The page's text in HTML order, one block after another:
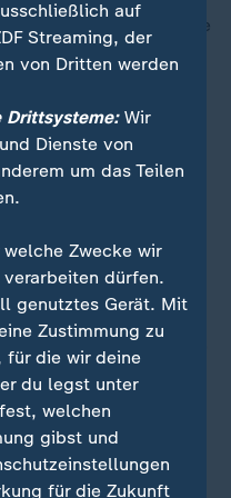
Sachen gemacht, die
und die ganze
auch Musik
auch die
richtig fertig
viel Zeit im
und eben um
und eine Tour
und es hat
auf
Streaming, der
von Dritten werden
Drittsysteme:Wir
Dienste von
um das Teilen
Zwecke wir
dürfen.
genutztes Gerät. Mit
Zustimmung zu
für die wir deine
du legst unter
welchen
gibst und
für die Zukunft